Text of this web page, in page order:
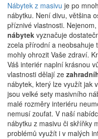
Nábytek z masivu je po
nábytku. Není divu, většina
příznivé vlastnosti.
nábytek vyznačuje
zcela přírodní a neobsahuje
mohly ohrozit Vaše zdraví.
Váš interiér naplní krásnou
vlastnosti dělají ze
nábytek, který lze využít jak
jsou velké sety masivního
malé rozměry interiéru
nemusí zoufat. V naší
nábytku z masivu či skříňky
problémů využít i v malých